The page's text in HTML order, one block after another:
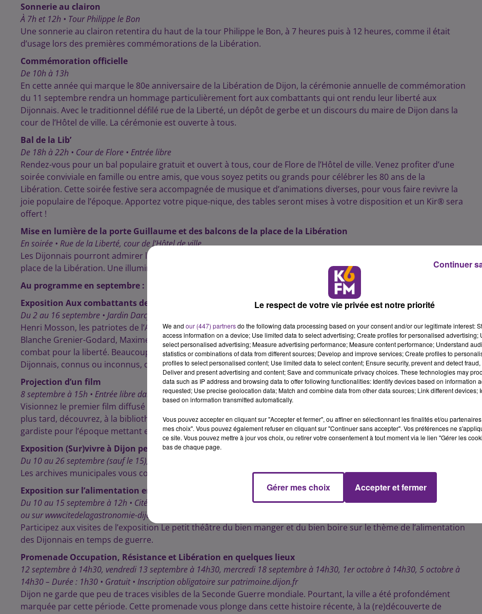
Sonnerie au clairon
À 7h et 12h • Tour Philippe le Bon
Une sonnerie au clairon retentira du haut de la tour Philippe le Bon, à 7 heures puis à 12 heures, comme il était
d’usage lors des premières commémorations de la Libération.
Commémoration officielle
De 10h à 13h
En cette année qui marque le 80e anniversaire de la Libération de Dijon, la cérémonie annuelle de commémoration
du 11 septembre rendra un hommage particulièrement fort aux combattants qui ont rendu leur liberté aux
Dijonnais. Avec le traditionnel défilé rue de la Liberté, un dépôt de gerbe et un discours du maire de Dijon dans la
cour de l’Hôtel de ville. La cérémonie est ouverte à tous.
Bal de la Lib’
De 18h à 22h • Cour de Flore • Entrée libre
Rendez-vous pour un bal populaire gratuit et ouvert à tous, cour de Flore de l’Hôtel de ville. Venez profiter d’une
soirée conviviale en famille ou entre amis, que vous soyez petits ou grands pour célébrer les 80 ans de la
Libération. Cette soirée festive sera accompagnée de musique et d’animations diverses, pour vous faire revivre la
joie populaire de l’époque. Apportez votre pique-nique, des tables seront mises à votre disposition et un Kir® sera
offert !
Mise en lumière de la porte Guillaume et des balcons de la place de la Libération
En soirée • Rue de la Liberté, cour de l’Hôtel de ville
Les Dijonnais pourront admirer la mise en lumière de la Porte Guillaume ainsi que des balcons du palais des États,
place de la Libération. Une illumination aux couleurs du drapeau français.
Au programme en septembre :
Exposition Aux combattants de la Liberté, la ville de Dijon reconnaissante
Du 2 au 16 septembre • Jardin Darcy
Henri Mosson, les patriotes de l’Auxois, Jeanine et Gabriel Lejard, Raphaël Amon, Maurice Bigio, Pierre Baruch,
Blanche Grenier-Godard, Maxime Guillot, André Dubois… ces femmes et ces hommes ont un point commun : leur
combat pour la liberté. Beaucoup ont donné leur vie. Sur les grilles du jardin Darcy, découvrez les visages de ces
Dijonnais, connus ou inconnus, qui ont marqué les années 1940-1944.
Projection d’un film
8 septembre à 15h • Entrée libre dans la limite des places disponibles
Visionnez le premier film diffusé au cinéma après la Libération, le soir du 13 septembre 1944. Quatre-vingts ans
plus tard, découvrez, à la bibliothèque Colette (place du Théâtre), Marie Martine, d’Albert Valentin, un film avant-
gardiste pour l’époque mettant en avant des femmes actives et affirmées.
Exposition (Sur)vivre à Dijon pendant l’occupation 1940-1944
Du 10 au 26 septembre (sauf le 15), de 14h à 18h • Hôtel de Vogüe • Entrée libre dans la limite des places disponibles
Les archives municipales vous convient à une exposition sur la vie quotidienne des Dijonnais pendant l’occupation.
Exposition sur l’alimentation en 1944
Du 10 au 15 septembre à 12h • Cité internationale de la gastronomie et du vin • Réservation par téléphone au 03 80 48 86 33
ou sur wwwcitedelagastronomie-dijon.fr
Participez aux visites de l’exposition Le petit théâtre du bien manger et du bien boire sur le thème de l’alimentation
des Dijonnais en temps de guerre.
Promenade Occupation, Résistance et Libération en quelques lieux
12 septembre à 14h30, vendredi 13 septembre à 14h30, mercredi 18 septembre à 14h30, 1er octobre à 14h30, 5 octobre à
14h30 – Durée : 1h30 • Gratuit • Inscription obligatoire sur patrimoine.dijon.fr
Dijon ne garde que peu de traces visibles de la Seconde Guerre mondiale. Pourtant, la ville a été profondément
marquée par cette période. Cette promenade vous plonge dans cette histoire récente, à la (re)découverte de
Le respect de votre vie privée est notre priorité
We and our (447) partnersdo the following data processing based on your consent and/or our legitimate interest:
access information on a device; Use limited data to select advertising; Create profiles for personalised advertising;
select personalised advertising; Measure advertising performance; Measure content performance; Understand
statistics or combinations of data from different sources; Develop and improve services; Create profiles to
profiles to select personalised content; Use limited data to select content; Ensure security, prevent and detect
Deliver and present advertising and content; Save and communicate privacy choices. These technologies may
data such as IP address and browsing data to offer following functionalities: Identify devices based on information
requested; Use precise geolocation data; Match and combine data from other data sources; Link different devices;
based on information transmitted automatically.
Vous pouvez accepter en cliquant sur "Accepter et fermer", ou affiner en sélectionnant les finalités et/ou
mes choix". Vous pouvez également refuser en cliquant sur "Continuer sans accepter". Vos préférences ne
ce site. Vous pouvez mettre à jour vos choix, ou retirer votre consentement à tout moment via le lien "Gérer les
bas de chaque page.
Gérer mes choix Accepter et fermer
Continuer